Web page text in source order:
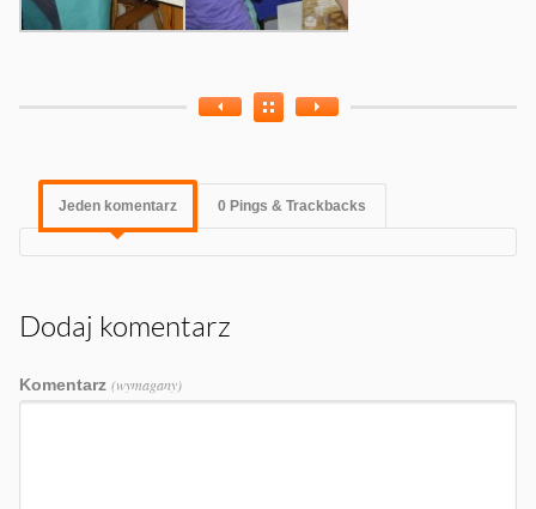
Jeden komentarz 0 Pings & Trackbacks
Dodaj komentarz
Komentarz (wymagany)